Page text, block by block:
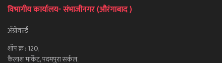
विभागीय कार्यालय- संभाजीनगर (औरंगाबाद )
ॲग्रोवर्ल्ड
शॉप क्र : 120,
कैलाश मार्केट, पदमपुरा सर्कल,